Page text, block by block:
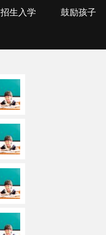
招生入学 鼓励孩子